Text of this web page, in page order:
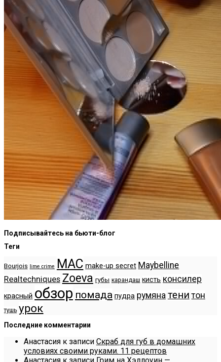
Подписывайтесь на бьюти-блог
Теги
Bourjois lime crime MAC make-up secret Maybelline
Realtechniques Zoeva губы карандаш кисть консилер
красный обзор помада пудра румяна тени тон
тушь урок
Последние комментарии
Анастасия к записи Скраб для губ в домашних
условиях своими руками. 11 рецептов
Анастасия к записи Грим на Хэллоуин —